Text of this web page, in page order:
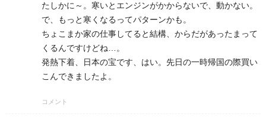
たしかに～。寒いとエンジンがかからないで、動かない。
で、もっと寒くなるってパターンかも。
ちょこまか家の仕事してると結構、からだがあったまって
くるんですけどね…。
発熱下着、日本の宝です、はい。先日の一時帰国の際買い
こんできましたよ。
コメント